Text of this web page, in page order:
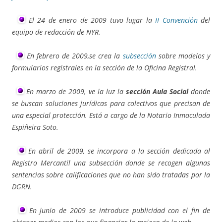
El 24 de enero de 2009 tuvo lugar la II Convencióndel
equipo de redacción de NYR.
En febrero de 2009,se crea la subsecciónsobre modelos y
formularios registrales en la sección de la Oficina Registral.
En marzo de 2009, ve la luz la sección Aula Socialdonde
se buscan soluciones jurídicas para colectivos que precisan de
una especial protección. Está a cargo de la Notario Inmaculada
Espiñeira Soto.
En abril de 2009, se incorpora a la sección dedicada al
Registro Mercantil una subsección donde se recogen algunas
sentencias sobre calificaciones que no han sido tratadas por la
DGRN.
En junio de 2009 se introduce publicidad con el fin de